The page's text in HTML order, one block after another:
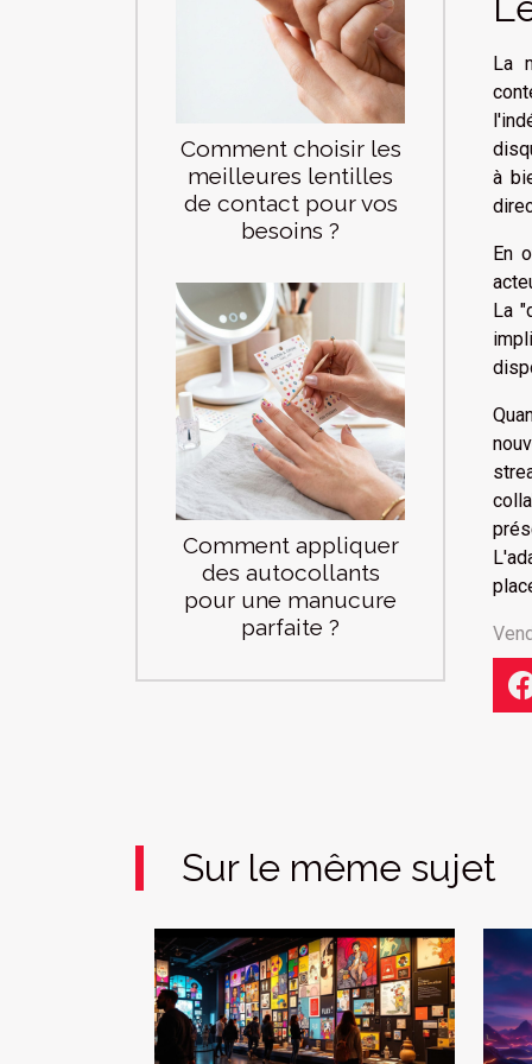
Comment choisir les
meilleures lentilles
de contact pour vos
besoins ?
Comment appliquer
des autocollants
pour une manucure
parfaite ?
La
à
En
La
Sur le même sujet